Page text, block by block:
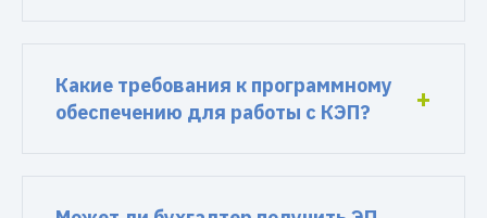
Какие требования к программному
обеспечению для работы с КЭП?